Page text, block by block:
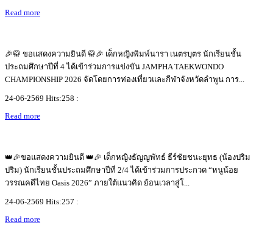
Read more
🎉🥋 ขอแสดงความยินดี 🥋🎉 เด็กหญิงพิมพ์นารา เนตรบุตร นักเรียนชั้น
ประถมศึกษาปีที่ 4 ได้เข้าร่วมการแข่งขัน JAMPHA TAEKWONDO
CHAMPIONSHIP 2026 จัดโดยการท่องเที่ยวและกีฬาจังหวัดลำพูน การ...
24-06-2569 Hits:258 :
Read more
👑🎉ขอแสดงความยินดี 👑🎉 เด็กหญิงธัญญพัทธ์ ธีร์ชัยชนะยุทธ (น้องปริม
ปริม) นักเรียนชั้นประถมศึกษาปีที่ 2/4 ได้เข้าร่วมการประกวด “หนูน้อย
วรรณคดีไทย Oasis 2026” ภายใต้แนวคิด ย้อนเวลาสู่โ...
24-06-2569 Hits:257 :
Read more